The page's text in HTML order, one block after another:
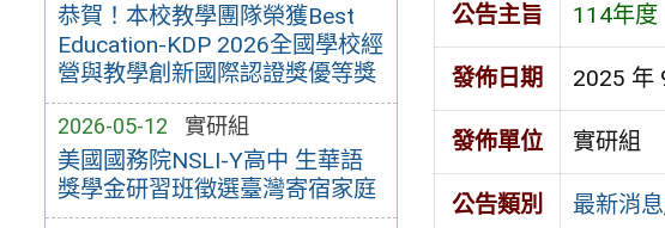
恭賀！本校教學團隊榮獲Best
Education-KDP 2026全國學校經
營與教學創新國際認證獎優等獎
2026-05-12 實研組
美國國務院NSLI-Y高中 生華語
獎學金研習班徵選臺灣寄宿家庭
公告主旨 114年度
發佈日期 2025 年
發佈單位 實研組
公告類別 最新消息